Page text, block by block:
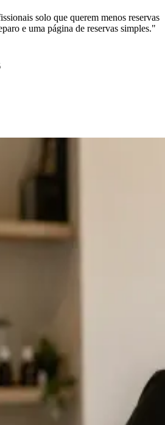
solo que querem menos reservas
e uma página de reservas simples."